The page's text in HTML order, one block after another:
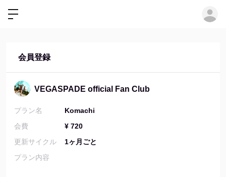
会員登録
VEGASPADE official Fan Club
プラン名
Komachi
会費
¥ 720
更新サイクル
1ヶ月ごと
プラン内容